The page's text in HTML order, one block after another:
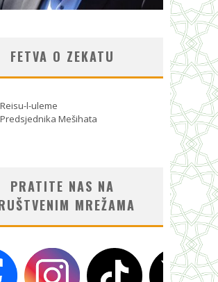
FETVA O ZEKATU
l-uleme
Mešihata
PRATITE NAS NA
MREŽAMA